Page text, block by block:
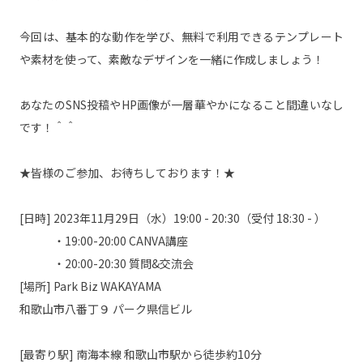
今回は、基本的な動作を学び、無料で利用できるテンプレート
や素材を使って、素敵なデザインを一緒に作成しましょう！
あなたのSNS投稿やHP画像が一層華やかになること間違いなし
です！＾＾
★皆様のご参加、お待ちしております！★
[日時] 2023年11月29日（水）19:00 - 20:30（受付 18:30 - ）
・19:00-20:00 CANVA講座
・20:00-20:30 質問&交流会
[場所] Park Biz WAKAYAMA
和歌山市八番丁９ パーク県信ビル
[最寄り駅] 南海本線 和歌山市駅から徒歩約10分